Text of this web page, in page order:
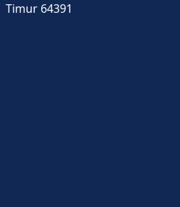
Timur 64391